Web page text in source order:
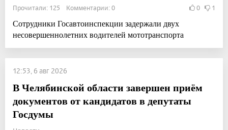
Прочитали: 125 Комментарии: 0 0 1
Сотрудники Госавтоинспекции задержали двух
несовершеннолетних водителей мототранспорта
12:53, 6 авг 2026
В Челябинской области завершен приём
документов от кандидатов в депутаты
Госдумы